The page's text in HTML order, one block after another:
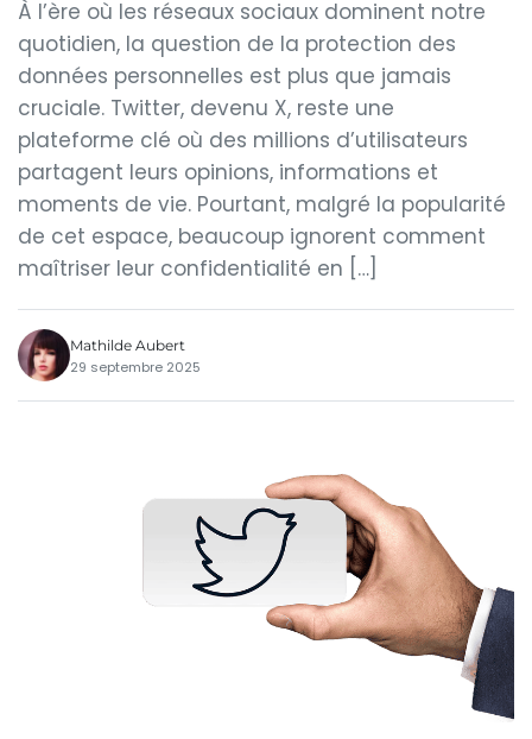
À l’ère où les réseaux sociaux dominent notre
quotidien, la question de la protection des
données personnelles est plus que jamais
cruciale. Twitter, devenu X, reste une
plateforme clé où des millions d’utilisateurs
partagent leurs opinions, informations et
moments de vie. Pourtant, malgré la popularité
de cet espace, beaucoup ignorent comment
maîtriser leur confidentialité en […]
Mathilde Aubert
29 septembre 2025